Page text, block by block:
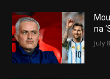
na
July